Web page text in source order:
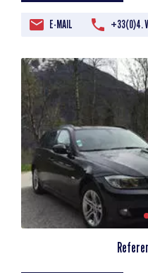
E-MAIL +33(0)4.